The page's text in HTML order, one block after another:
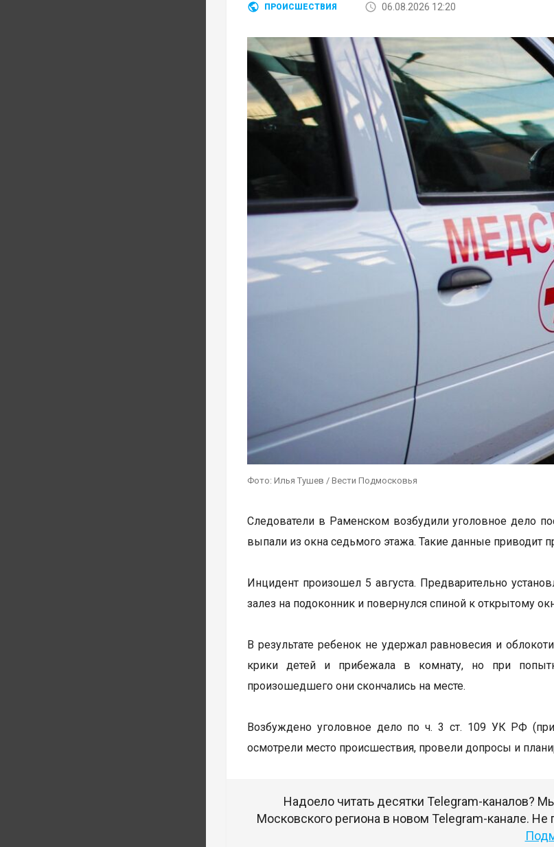
ПРОИСШЕСТВИЯ 06.08.2026 12:20
Фото: Илья Тушев / Вести Подмосковья
Следователи в Раменском возбудили уголовное дело
выпали из окна седьмого этажа. Такие данные приводит
Инцидент произошел 5 августа. Предварительно
залез на подоконник и повернулся спиной к открытому
В результате ребенок не удержал равновесия и
крики детей и прибежала в комнату, но при
произошедшего они скончались на месте.
Возбуждено уголовное дело по ч. 3 ст. 109 УК РФ
осмотрели место происшествия, провели допросы и
Надоело читать десятки Telegram-каналов?
Московского региона в новом Telegram-канале. Не